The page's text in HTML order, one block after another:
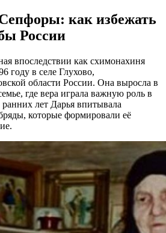
как избежать
России
впоследствии как схимонахиня
году в селе Глухово,
области России. Она выросла в
где вера играла важную роль в
лет Дарья впитывала
которые формировали её